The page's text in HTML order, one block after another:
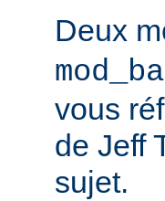
Deux
vous
de Jeff
sujet.